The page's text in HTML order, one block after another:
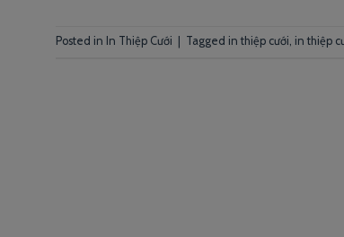
Posted in In Thiệp Cưới Tagged in thiệp cưới, in thiệp